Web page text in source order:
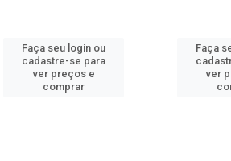
Faça seu login ou
cadastre-se para
ver preços e
comprar
Faça
ver